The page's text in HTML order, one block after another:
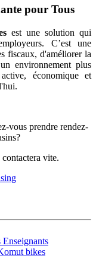
pour Tous
est une solution qui
C’est une
fiscaux, d'améliorer la
environnement plus
économique et
vous prendre rendez-
vite.
bikes